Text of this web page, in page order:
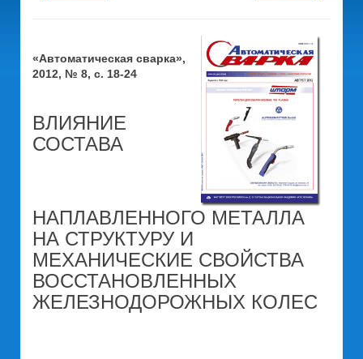
«Автоматическая сварка»,
2012, № 8, с. 18-24
ВЛИЯНИЕ
СОСТАВА
НАПЛАВЛЕННОГО МЕТАЛЛА
НА СТРУКТУРУ И
МЕХАНИЧЕСКИЕ СВОЙСТВА
ВОССТАНОВЛЕННЫХ
ЖЕЛЕЗНОДОРОЖНЫХ КОЛЕС